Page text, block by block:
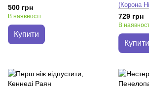
500 грн
В наявності
Купити
(Корона
Бродбент
729 грн
В
Купити